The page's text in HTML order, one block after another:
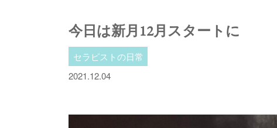
今日は新月12月スタートに
セラピストの日常
2021.12.04